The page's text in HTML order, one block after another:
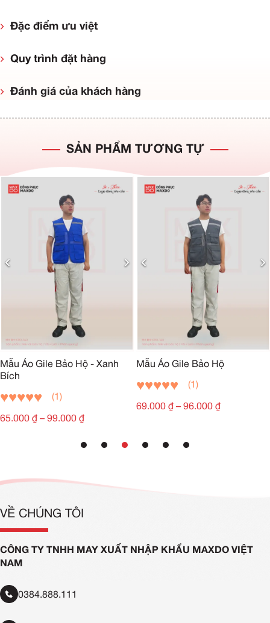
Đặc điểm ưu việt
Quy trình đặt hàng
Đánh giá của khách hàng
SẢN PHẨM TƯƠNG TỰ
Mẫu Áo Gile Bảo Hộ - Xanh
Bích
(1)
65.000 ₫ – 99.000 ₫
Mẫu Áo Gile Bảo Hộ
(1)
69.000 ₫ – 96.000 ₫
VỀ CHÚNG TÔI
CÔNG TY TNHH MAY XUẤT NHẬP KHẨU MAXDO VIỆT
NAM
0384.888.111